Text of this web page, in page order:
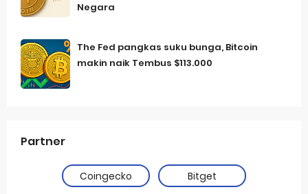
Negara
The Fed pangkas suku bunga, Bitcoin
makin naik Tembus $113.000
Partner
Coingecko Bitget